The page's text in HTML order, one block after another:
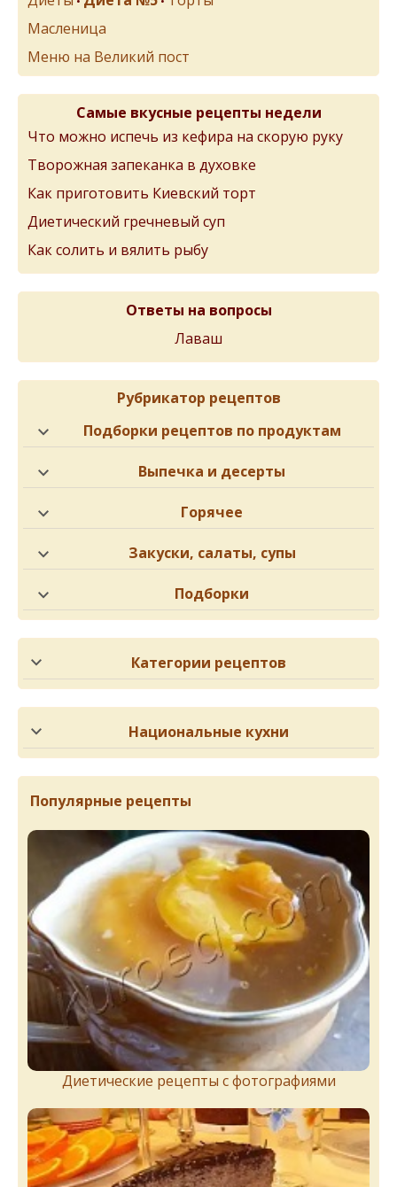
Масленица
Меню на Великий пост
Самые вкусные рецепты недели
Что можно испечь из кефира на скорую руку
Творожная запеканка в духовке
Как приготовить Киевский торт
Диетический гречневый суп
Как солить и вялить рыбу
Ответы на вопросы
Лаваш
Рубрикатор рецептов
Подборки рецептов по продуктам
Выпечка и десерты
Горячее
Закуски, салаты, супы
Подборки
Категории рецептов
Национальные кухни
Популярные рецепты
Диетические рецепты с фотографиями